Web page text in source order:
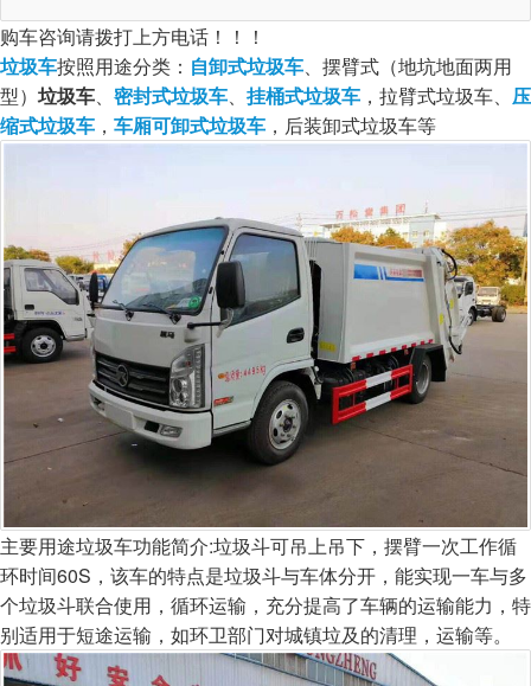
购车咨询请拨打上方电话！！！
垃圾车按照用途分类： 自卸式垃圾车、摆臂式（地坑地面两用
型） 垃圾车、 密封式垃圾车、 挂桶式垃圾车 ，拉臂式垃圾车、 压
缩式垃圾车 ， 车厢可卸式垃圾车 ，后装卸式垃圾车等
主要用途垃圾车功能简介:垃圾斗可吊上吊下，摆臂一次工作循
环时间60S，该车的特点是垃圾斗与车体分开，能实现一车与多
个垃圾斗联合使用，循环运输，充分提高了车辆的运输能力，特
别适用于短途运输，如环卫部门对城镇垃及的清理，运输等。